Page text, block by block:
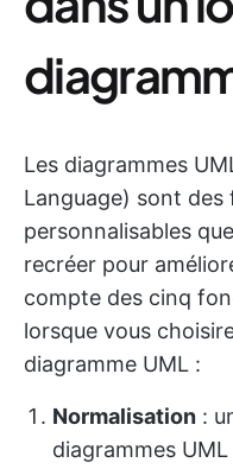
Les diagrammes
Language) sont des
personnalisables
recréer pour
compte des cinq
lorsque vous
diagramme UML :
Normalisation :
diagrammes